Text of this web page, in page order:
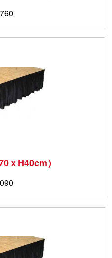
ｘH40cm）